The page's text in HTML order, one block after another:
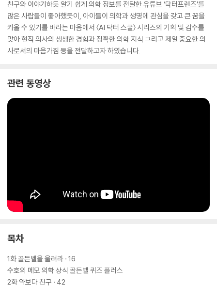
친구와 이야기하듯 알기 쉽게 의학 정보를 전달한 유튜브 ‘닥터프렌즈’를
많은 사람들이 좋아했듯이, 아이들이 의학과 생명에 관심을 갖고 큰 꿈을
키울 수 있기를 바라는 마음에서 〈AI 닥터 스쿨〉 시리즈의 기획 및 감수를
맞아 현직 의사의 생생한 경험과 정확한 의학 지식 그리고 제일 중요한 의
사로서의 마음가짐 등을 전달하고자 하였습니다.
관련 동영상
목차
1화 골든벨을 울려라 · 16
수호의 메모 의학 상식 골든벨 퀴즈 플러스
2화 약보다 친구 · 42